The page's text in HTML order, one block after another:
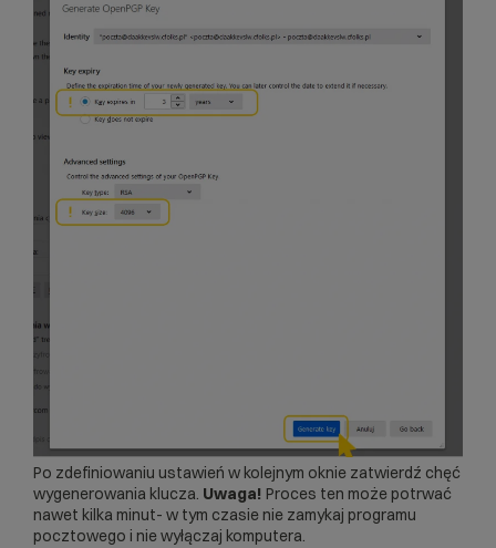
Po zdefiniowaniu ustawień w kolejnym oknie zatwierdź chęć
wygenerowania klucza. Uwaga! Proces ten może potrwać
nawet kilka minut- w tym czasie nie zamykaj programu
pocztowego i nie wyłączaj komputera.